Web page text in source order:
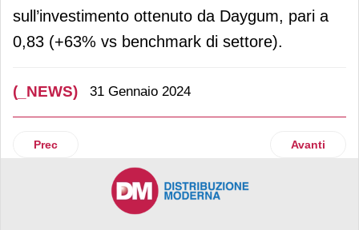
sull’investimento ottenuto da Daygum, pari a
0,83 (+63% vs benchmark di settore).
(_NEWS) 31 Gennaio 2024
Articolo precedente: Prénatal lancia “Nascere insieme”
Prec Articolo
Avanti